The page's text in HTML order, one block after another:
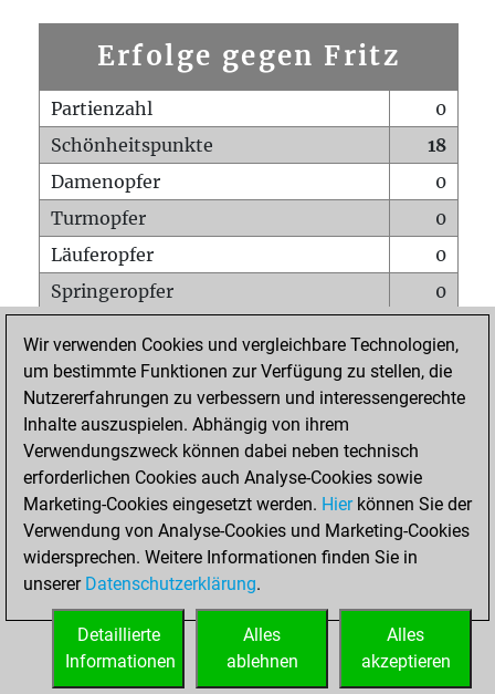
Erfolge gegen Fritz
Partienzahl
0
Schönheitspunkte
18
Damenopfer
0
Turmopfer
0
Läuferopfer
0
Springeropfer
0
Matt auf vollem Brett
0
Bauer setzt Matt
0
Erstickte Matts
Unterverwandlungen
Türme auf der siebten
0
STARTSEITE
Wir verwenden Cookies und vergleichbare Technologien,
um bestimmte Funktionen zur Verfügung zu stellen, die
Nutzererfahrungen zu verbessern und interessengerechte
Inhalte auszuspielen. Abhängig von ihrem
Verwendungszweck können dabei neben technisch
erforderlichen Cookies auch Analyse-Cookies sowie
Marketing-Cookies eingesetzt werden. Hierkönnen Sie der
Verwendung von Analyse-Cookies und Marketing-Cookies
widersprechen. Weitere Informationen finden Sie in
unserer Datenschutzerklärung.
Alles
akzeptieren
Alles
ablehnen
Detaillierte
Informationen